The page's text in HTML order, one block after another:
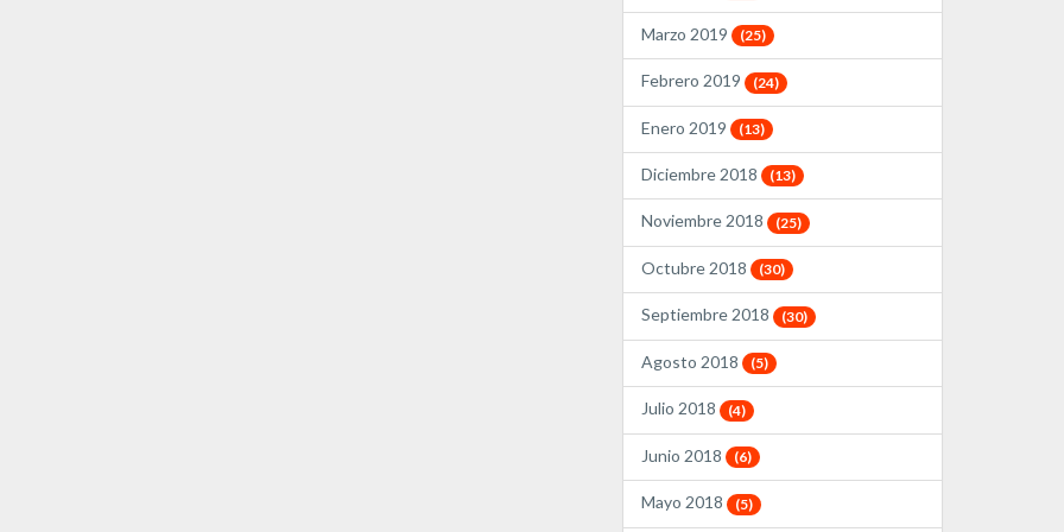
Marzo 2019 (25)
Febrero 2019 (24)
Enero 2019 (13)
Diciembre 2018 (13)
Noviembre 2018 (25)
Octubre 2018 (30)
Septiembre 2018 (30)
Agosto 2018 (5)
Julio 2018 (4)
Junio 2018 (6)
Mayo 2018 (5)